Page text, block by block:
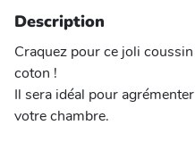
Description
Craquez pour ce joli
coton !
Il sera idéal pour
votre chambre.